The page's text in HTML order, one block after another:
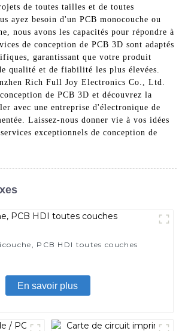
de toutes tailles et de toutes
ayez besoin d'un PCB monocouche ou
nous avons les capacités pour répondre à
de conception de PCB 3D sont adaptés
garantissant que votre produit
qualité et de fiabilité les plus élevées.
Rich Full Joy Electronics Co., Ltd.
de PCB 3D et découvrez la
avec une entreprise d'électronique de
Laissez-nous donner vie à vos idées
exceptionnels de conception de
PCB HDI toutes couches
En savoir plus